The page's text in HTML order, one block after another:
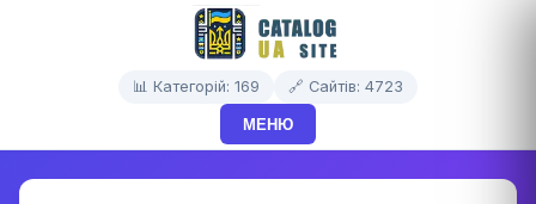
📊 Категорій: 169 🔗 Сайтів: 4723
МЕНЮ